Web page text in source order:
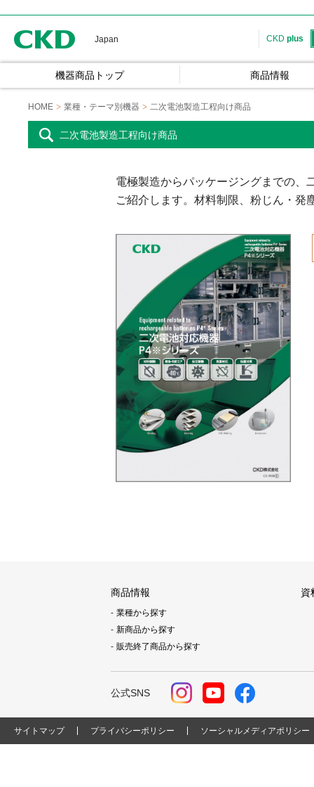
Japan CKD plus
機器商品トップ 商品情報
HOME 業種・テーマ別機器 二次電池製造工程向け商品
二次電池製造工程向け商品
電極製造からパッケージングまでの、
ご紹介します。材料制限、粉じん・発
商品情報
業種から探す
新商品から探す
販売終了商品から探す
資
公式SNS
サイトマップ プライバシーポリシー ソーシャルメディアポリシー